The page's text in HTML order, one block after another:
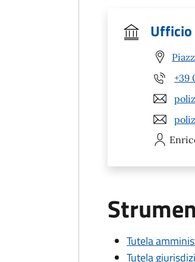
Ufficio
+39
Tutela
Tutela